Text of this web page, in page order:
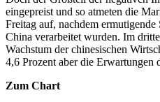
eingepreist und so atmeten die
Freitag auf, nachdem
China verarbeitet wurden. Im
Wachstum der chinesischen
4,6 Prozent aber die Erwartungen
Zum Chart